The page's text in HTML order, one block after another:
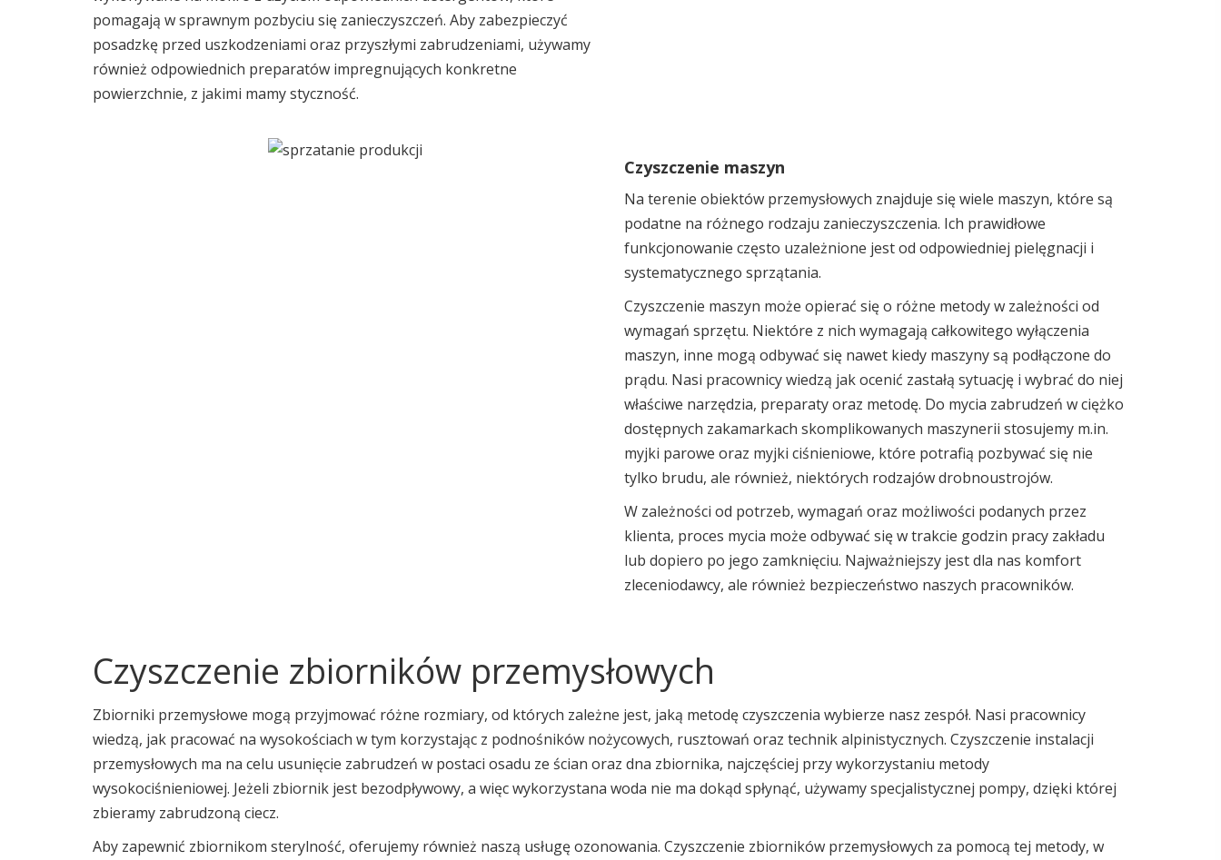
pomagają w sprawnym pozbyciu się zanieczyszczeń. Aby zabezpieczyć
posadzkę przed uszkodzeniami oraz przyszłymi zabrudzeniami, używamy
również odpowiednich preparatów impregnujących konkretne
powierzchnie, z jakimi mamy styczność.
Czyszczenie maszyn
Na terenie obiektów przemysłowych znajduje się wiele maszyn, które są
podatne na różnego rodzaju zanieczyszczenia. Ich prawidłowe
funkcjonowanie często uzależnione jest od odpowiedniej pielęgnacji i
systematycznego sprzątania.
Czyszczenie maszyn może opierać się o różne metody w zależności od
wymagań sprzętu. Niektóre z nich wymagają całkowitego wyłączenia
maszyn, inne mogą odbywać się nawet kiedy maszyny są podłączone do
prądu. Nasi pracownicy wiedzą jak ocenić zastałą sytuację i wybrać do niej
właściwe narzędzia, preparaty oraz metodę. Do mycia zabrudzeń w ciężko
dostępnych zakamarkach skomplikowanych maszynerii stosujemy m.in.
myjki parowe oraz myjki ciśnieniowe, które potrafią pozbywać się nie
tylko brudu, ale również, niektórych rodzajów drobnoustrojów.
W zależności od potrzeb, wymagań oraz możliwości podanych przez
klienta, proces mycia może odbywać się w trakcie godzin pracy zakładu
lub dopiero po jego zamknięciu. Najważniejszy jest dla nas komfort
zleceniodawcy, ale również bezpieczeństwo naszych pracowników.
Czyszczenie zbiorników przemysłowych
Zbiorniki przemysłowe mogą przyjmować różne rozmiary, od których zależne jest, jaką metodę czyszczenia wybierze nasz zespół. Nasi pracownicy
wiedzą, jak pracować na wysokościach w tym korzystając z podnośników nożycowych, rusztowań oraz technik alpinistycznych. Czyszczenie instalacji
przemysłowych ma na celu usunięcie zabrudzeń w postaci osadu ze ścian oraz dna zbiornika, najczęściej przy wykorzystaniu metody
wysokociśnieniowej. Jeżeli zbiornik jest bezodpływowy, a więc wykorzystana woda nie ma dokąd spłynąć, używamy specjalistycznej pompy, dzięki której
zbieramy zabrudzoną ciecz.
Aby zapewnić zbiornikom sterylność, oferujemy również naszą usługę ozonowania. Czyszczenie zbiorników przemysłowych za pomocą tej metody, w